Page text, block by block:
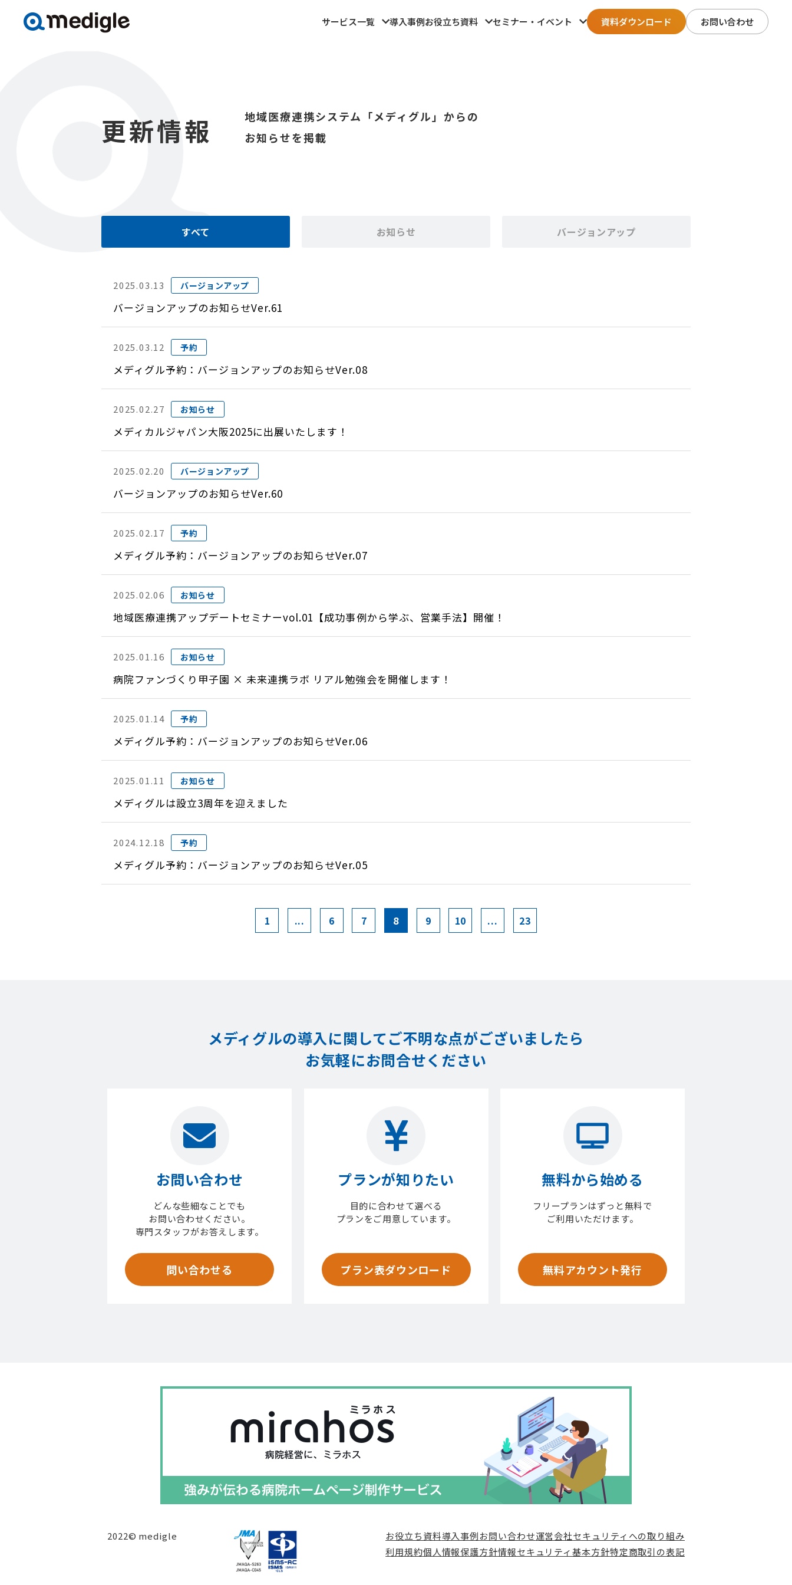
サービス一覧 導入事例お役立ち資料 セミナー・イベント 資料ダウンロード お問い合わせ
更新情報
地域医療連携システム「メディグル」からの
お知らせを掲載
すべて お知らせ バージョンアップ
2025.03.13 バージョンアップ
バージョンアップのお知らせVer.61
2025.03.12 予約
メディグル予約：バージョンアップのお知らせVer.08
2025.02.27 お知らせ
メディカルジャパン大阪2025に出展いたします！
2025.02.20 バージョンアップ
バージョンアップのお知らせVer.60
2025.02.17 予約
メディグル予約：バージョンアップのお知らせVer.07
2025.02.06 お知らせ
地域医療連携アップデートセミナーvol.01【成功事例から学ぶ、営業手法】開催！
2025.01.16 お知らせ
病院ファンづくり甲子園 × 未来連携ラボ リアル勉強会を開催します！
2025.01.14 予約
メディグル予約：バージョンアップのお知らせVer.06
2025.01.11 お知らせ
メディグルは設立3周年を迎えました
2024.12.18 予約
メディグル予約：バージョンアップのお知らせVer.05
1 ... 6 7 8 9 10 ... 23
メディグルの導入に関してご不明な点がございましたら
お気軽にお問合せください
お問い合わせ
どんな些細なことでも
お問い合わせください。
専門スタッフがお答えします。
問い合わせる
プランが知りたい
目的に合わせて選べる
プランをご用意しています。
プラン表ダウンロード
無料から始める
フリープランはずっと無料で
ご利用いただけます。
無料アカウント発行
2022© medigle お役立ち資料導入事例お問い合わせ運営会社セキュリティへの取り組み
利用規約個人情報保護方針情報セキュリティ基本方針特定商取引の表記